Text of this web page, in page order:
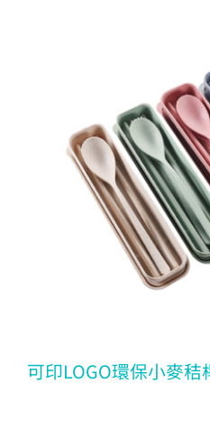
可印LOGO環保小麥秸